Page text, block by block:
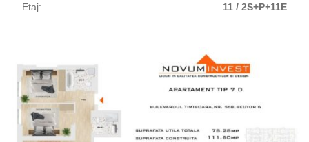
Etaj: 11 / 2S+P+11E